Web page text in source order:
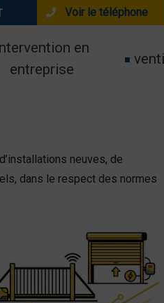
Voir le téléphone
en
entreprise
neuves, de
dans le respect des normes